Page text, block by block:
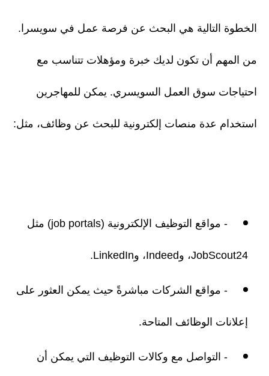
الخطوة التالية هي البحث عن فرصة عمل في سويسرا.
من المهم أن تكون لديك خبرة ومؤهلات تتناسب مع
احتياجات سوق العمل السويسري. يمكن للمهاجرين
استخدام عدة منصات إلكترونية للبحث عن وظائف، مثل:
- مواقع التوظيف الإلكترونية (job portals) مثل
JobScout24، وIndeed، وLinkedIn.
- مواقع الشركات مباشرةً حيث يمكن العثور على
إعلانات الوظائف المتاحة.
- التواصل مع وكالات التوظيف التي يمكن أن